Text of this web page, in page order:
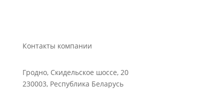
Контакты компании
Гродно, Скидельское шоссе, 20
230003, Республика Беларусь